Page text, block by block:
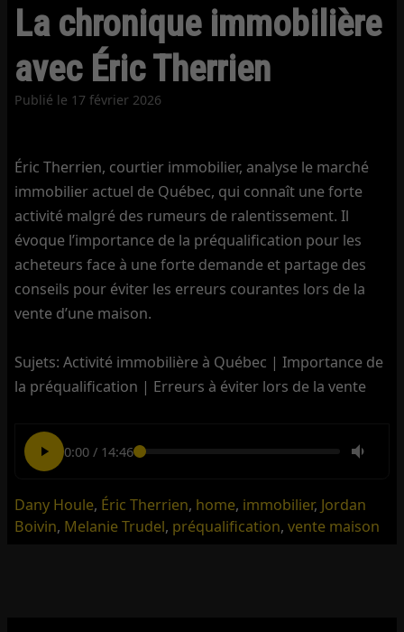
La chronique immobilière
avec Éric Therrien
Publié le 17 février 2026
Éric Therrien, courtier immobilier, analyse le marché
immobilier actuel de Québec, qui connaît une forte
activité malgré des rumeurs de ralentissement. Il
évoque l’importance de la préqualification pour les
acheteurs face à une forte demande et partage des
conseils pour éviter les erreurs courantes lors de la
vente d’une maison.
Sujets: Activité immobilière à Québec | Importance de
la préqualification | Erreurs à éviter lors de la vente
0:00/ 14:46
Dany Houle, Éric Therrien, home, immobilier, Jordan
Boivin, Melanie Trudel, préqualification,vente maison